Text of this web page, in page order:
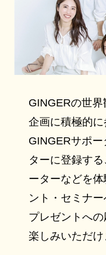
GINGERの世
企画に積極的
GINGERサポ
ターに登録す
ーターなどを
ント・セミナ
プレゼントへ
楽しみいただけ